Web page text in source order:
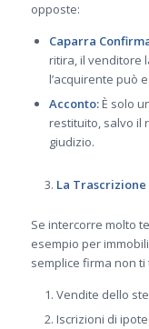
opposte:
Caparra
ritira, il venditore
l’acquirente può
Acconto:È solo
restituito, salvo il
giudizio.
La
Se intercorre molto
esempio per
semplice firma non
Vendite dello
Iscrizioni di